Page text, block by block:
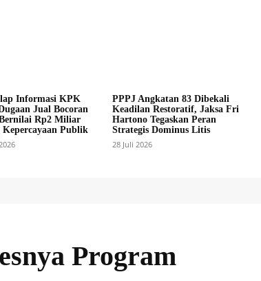
Informasi KPK
Jual Bocoran
Rp2 Miliar
Kepercayaan Publik
PPPJ Angkatan 83 Dibekali
Keadilan Restoratif, Jaksa Fri
Hartono Tegaskan Peran
Strategis Dominus Litis
28 Juli 2026
Program